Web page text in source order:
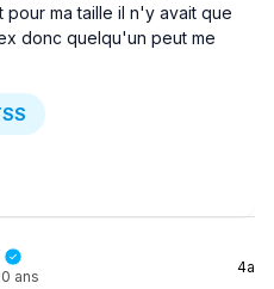
ma taille il n'y avait que
donc quelqu'un peut me
ans
4a